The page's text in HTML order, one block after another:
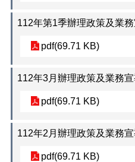
112年第1季辦理政策及業
pdf(69.71 KB)
112年3月辦理政策及業務
pdf(69.71 KB)
112年2月辦理政策及業務
pdf(69.71 KB)